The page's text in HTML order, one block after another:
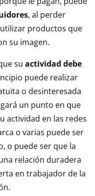
, al perder
productos que
su imagen.
su actividad debe
puede realizar
o desinteresada
un punto en que
actividad en las redes
o varias puede ser
o puede ser que la
relación duradera
en trabajador de la